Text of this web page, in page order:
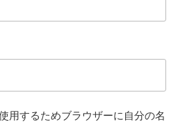
用するためブラウザーに自分の名